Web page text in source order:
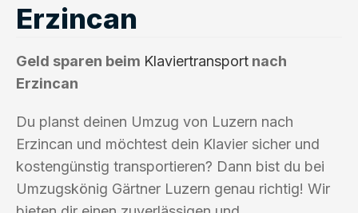
Erzincan
Geld sparen beim Klaviertransport nach
Erzincan
Du planst deinen Umzug von Luzern nach
Erzincan und möchtest dein Klavier sicher und
kostengünstig transportieren? Dann bist du bei
Umzugskönig Gärtner Luzern genau richtig! Wir